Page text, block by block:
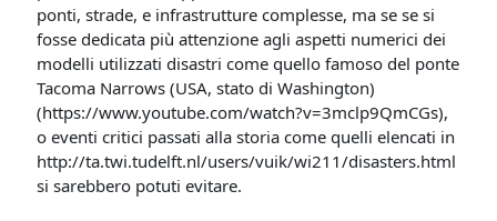
ponti, strade, e infrastrutture complesse, ma se se si
fosse dedicata più attenzione agli aspetti numerici dei
modelli utilizzati disastri come quello famoso del ponte
Tacoma Narrows (USA, stato di Washington)
(https://www.youtube.com/watch?v=3mclp9QmCGs),
o eventi critici passati alla storia come quelli elencati in
http://ta.twi.tudelft.nl/users/vuik/wi211/disasters.html
si sarebbero potuti evitare.